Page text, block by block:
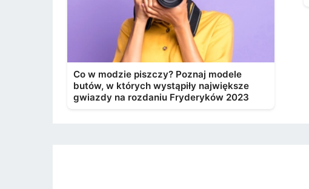
Co w modzie piszczy? Poznaj modele
butów, w których wystąpiły największe
gwiazdy na rozdaniu Fryderyków 2023